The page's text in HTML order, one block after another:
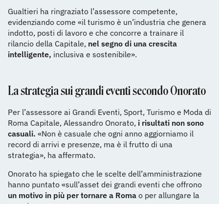
Gualtieri ha ringraziato l’assessore competente,
evidenziando come «il turismo è un’industria che genera
indotto, posti di lavoro e che concorre a trainare il
rilancio della Capitale, nel segno di una crescita
intelligente, inclusiva e sostenibile».
La strategia sui grandi eventi secondo Onorato
Per l’assessore ai Grandi Eventi, Sport, Turismo e Moda di
Roma Capitale, Alessandro Onorato, i risultati non sono
casuali. «Non è casuale che ogni anno aggiorniamo il
record di arrivi e presenze, ma è il frutto di una
strategia», ha affermato.
Onorato ha spiegato che le scelte dell’amministrazione
hanno puntato «sull’asset dei grandi eventi che offrono
un motivo in più per tornare a Roma o per allungare la